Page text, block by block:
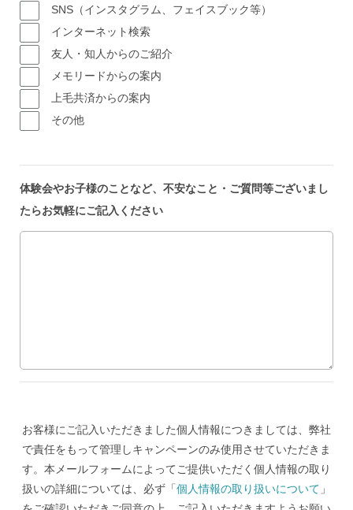
SNS（インスタグラム、フェイスブック等）
インターネット検索
友人・知人からのご紹介
メモリードからの案内
上毛共済からの案内
その他
体験会やお子様のことなど、不安なこと・ご質問等ございまし
たらお気軽にご記入ください
お客様にご記入いただきました個人情報につきましては、弊社
で責任をもって管理しキャンペーンのみ使用させていただきま
す。本メールフォームによってご提供いただく個人情報の取り
扱いの詳細については、必ず「 個人情報の取り扱いについて 」